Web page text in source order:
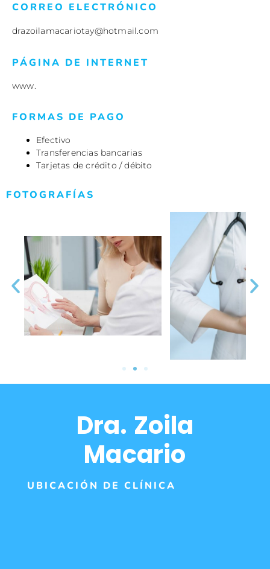
CORREO ELECTRÓNICO
drazoilamacariotay@hotmail.com
PÁGINA DE INTERNET
www.
FORMAS DE PAGO
Efectivo
Transferencias bancarias
Tarjetas de crédito / débito
FOTOGRAFÍAS
Dra. Zoila
Macario
UBICACIÓN DE CLÍNICA